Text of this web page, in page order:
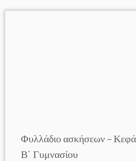
Φυλλάδιο ασκήσεων –
Β΄ Γυμνασίου